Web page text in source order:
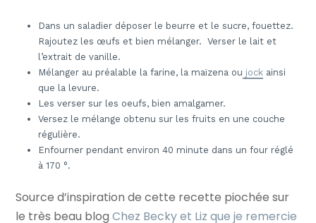
Dans un saladier déposer le beurre et le sucre, fouettez.
Rajoutez les œufs et bien mélanger. Verser le lait et
l’extrait de vanille.
Mélanger au préalable la farine, la maïzena ou jockainsi
que la levure.
Les verser sur les oeufs, bien amalgamer.
Versez le mélange obtenu sur les fruits en une couche
régulière.
Enfourner pendant environ 40 minute dans un four réglé
à 170 °.
Source d’inspiration de cette recette piochée sur
le très beau blogChez Becky et Liz que je remercie